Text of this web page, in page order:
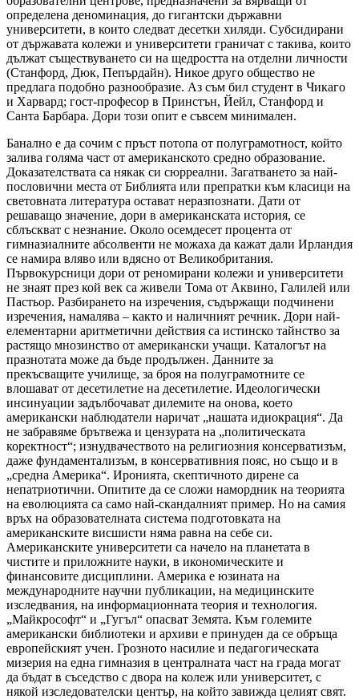
определена деноминация, до гигантски държавни
университети, в които следват десетки хиляди. Субсидирани
от държавата колежи и университети граничат с такива, които
дължат съществуването си на щедростта на отделни личности
(Станфорд, Дюк, Пепърдайн). Никое друго общество не
предлага подобно разнообразие. Аз съм бил студент в Чикаго
и Харвард; гост-професор в Принстън, Йейл, Станфорд и
Санта Барбара. Дори този опит е съвсем минимален.
Банално е да сочим с пръст потопа от полуграмотност, който
залива голяма част от американското средно образование.
Доказателствата са някак си сюрреални. Загатването за най-
пословични места от Библията или препратки към класици на
световната литература остават неразпознати. Дати от
решаващо значение, дори в американската история, се
сблъскват с незнание. Около осемдесет процента от
гимназиалните абсолвенти не можаха да кажат дали Ирландия
се намира вляво или вдясно от Великобритания.
Първокурсници дори от реномирани колежи и университети
не знаят през кой век са живели Тома от Аквино, Галилей или
Пастьор. Разбирането на изречения, съдържащи подчинени
изречения, намалява – както и наличният речник. Дори най-
елементарни аритметични действия са истинско тайнство за
растящо мнозинство от американски учащи. Каталогът на
празнотата може да бъде продължен. Данните за
прекъсващите училище, за броя на полуграмотните се
влошават от десетилетие на десетилетие. Идеологически
инсинуации задълбочават дилемите на онова, което
американски наблюдатели наричат „нашата идиокрация“. Да
не забравяме брътвежа и цензурата на „политическата
коректност“; изнудвачеството на религиозния консерватизъм,
даже фундаментализъм, в консервативния пояс, но също и в
„средна Америка“. Иронията, скептичното дирене са
непатриотични. Опитите да се сложи намордник на теорията
на еволюцията са само най-скандалният пример. Но на самия
връх на образователната система подготовката на
американските висшисти няма равна на себе си.
Американските университети са начело на планетата в
чистите и приложните науки, в икономическите и
финансовите дисциплини. Америка е юзината на
международните научни публикации, на медицинските
изследвания, на информационната теория и технология.
„Майкрософт“ и „Гугъл“ опасват Земята. Към големите
американски библиотеки и архиви е принуден да се обръща
европейският учен. Грозното насилие и педагогическата
мизерия на една гимназия в централната част на града могат
да бъдат в съседство с двора на колеж или университет, с
някой изследователски център, на който завижда целият свят.